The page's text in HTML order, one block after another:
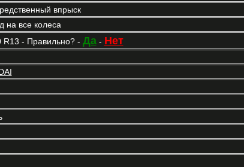
впрыск
на все колеса
R13 - Правильно? - Да- Нет